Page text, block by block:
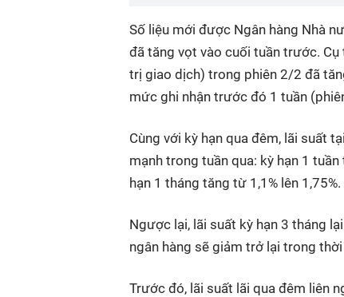
Số liệu mới được Ngân hàng Nhà
đã tăng vọt vào cuối tuần trước. Cụ
trị giao dịch) trong phiên 2/2 đã
mức ghi nhận trước đó 1 tuần
Cùng với kỳ hạn qua đêm, lãi suất
mạnh trong tuần qua: kỳ hạn 1
hạn 1 tháng tăng từ 1,1% lên 1,75%.
Ngược lại, lãi suất kỳ hạn 3 tháng
ngân hàng sẽ giảm trở lại trong
Trước đó, lãi suất lãi qua đêm liên